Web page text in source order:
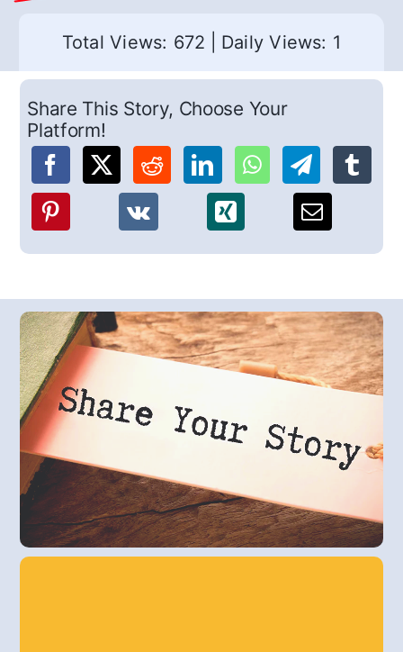
Total Views: 672 Daily Views: 1
Share This Story, Choose Your
Platform!